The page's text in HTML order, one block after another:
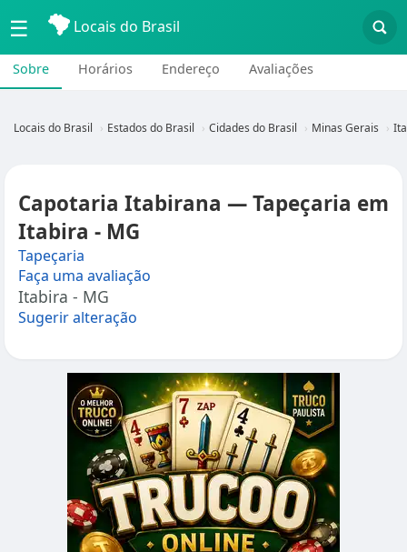
☰ Locais do Brasil
Sobre Horários Endereço Avaliações
Locais do Brasil Estados do Brasil Cidades do Brasil Minas Gerais
Capotaria Itabirana — Tapeçaria em
Itabira - MG
Tapeçaria
Faça uma avaliação
Itabira - MG
Sugerir alteração